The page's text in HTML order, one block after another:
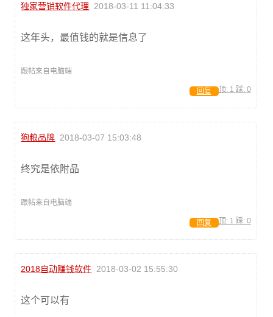
独家营销软件代理 2018-03-11 11:04:33
这年头，最值钱的就是信息了
跟帖来自电脑端
顶: 1 踩: 0
回复
狗粮品牌 2018-03-07 15:03:48
终究是依附品
跟帖来自电脑端
顶: 1 踩: 0
回复
2018自动赚钱软件 2018-03-02 15:55:30
这个可以有